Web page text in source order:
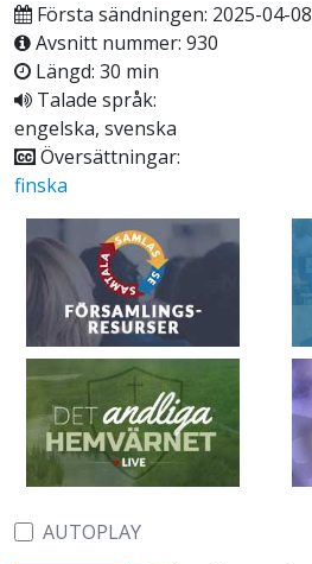
Första sändningen: 2025-04-08
Avsnitt nummer: 930
Längd: 30 min
Talade språk:
engelska, svenska
Översättningar:
finska
AUTOPLAY